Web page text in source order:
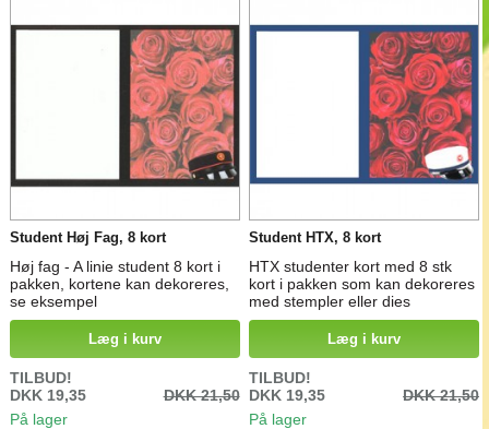
Student Høj Fag, 8 kort
Høj fag - A linie student 8 kort i
pakken, kortene kan dekoreres,
se eksempel
Læg i kurv
TILBUD!
DKK 19,35
DKK 21,50
På lager
Student HTX, 8 kort
HTX studenter kort med 8 stk
kort i pakken som kan dekoreres
med stempler eller dies
Læg i kurv
TILBUD!
DKK 19,35
DKK 21,50
På lager